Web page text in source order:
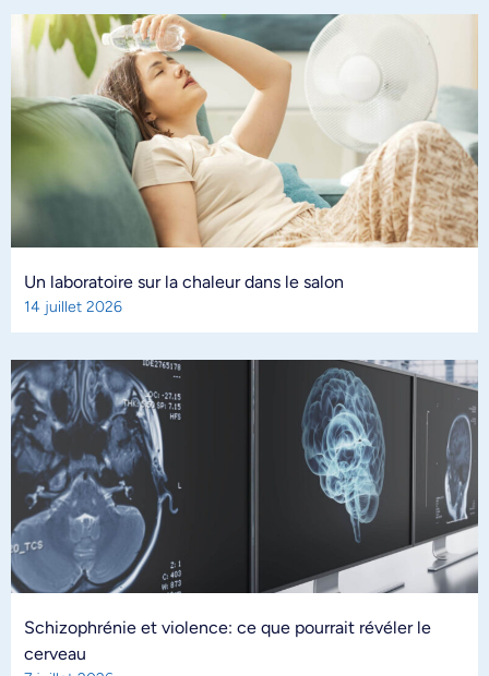
Un laboratoire sur la chaleur dans le salon
14 juillet 2026
Schizophrénie et violence: ce que pourrait révéler le
cerveau